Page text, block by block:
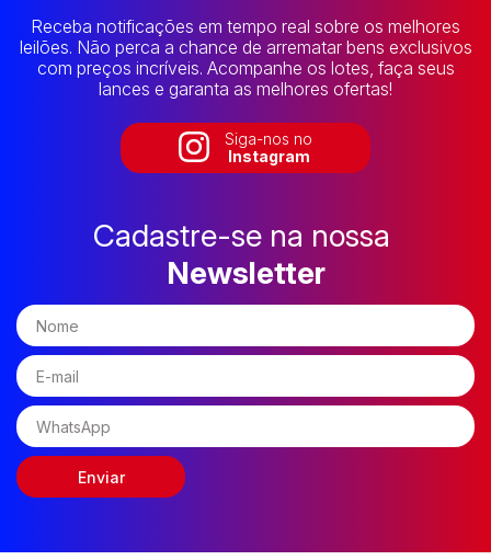
Receba notificações em tempo real sobre os melhores
leilões. Não perca a chance de arrematar bens exclusivos
com preços incríveis. Acompanhe os lotes, faça seus
lances e garanta as melhores ofertas!
Siga-nos no
Instagram
Cadastre-se na nossa
Newsletter
Enviar